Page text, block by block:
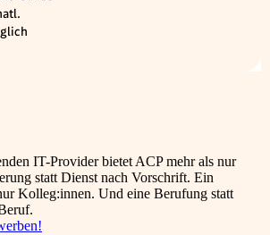
IT-Provider bietet ACP mehr als nur
statt Dienst nach Vorschrift. Ein
Kolleg:innen. Und eine Berufung statt